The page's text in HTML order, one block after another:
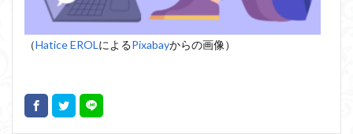
（Hatice EROLによるPixabayからの画像）